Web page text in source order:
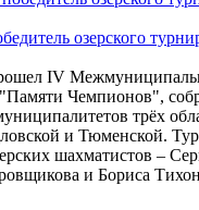
озерского
IV
Чемпионов",
трёх
и Тюменской.
шахматистов –
и Бориса